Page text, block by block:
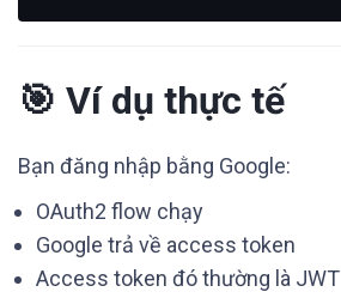
🎯 Ví dụ thực tế
Bạn đăng nhập bằng Google:
OAuth2 flow chạy
Google trả về access token
Access token đó thường là JWT